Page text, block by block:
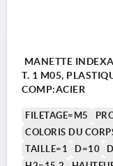
MANETTE
T. 1 M05,
COMP:ACIER
FILETAGE=M5
COLORIS DU
TAILLE=1
D=10